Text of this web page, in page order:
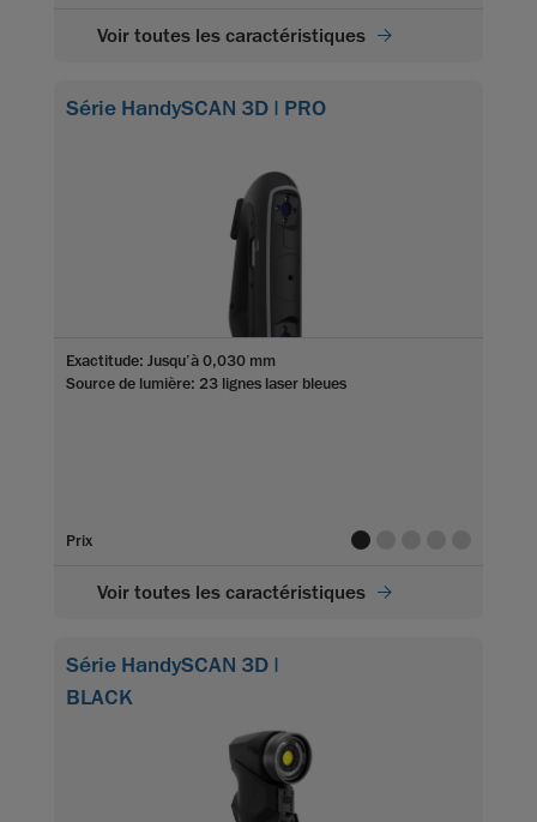
Voir toutes les caractéristiques
Série HandySCAN 3D | PRO
Exactitude: Jusqu’à 0,030 mm
Source de lumière: 23 lignes laser bleues
Prix value
Voir toutes les caractéristiques
Série HandySCAN 3D |
BLACK